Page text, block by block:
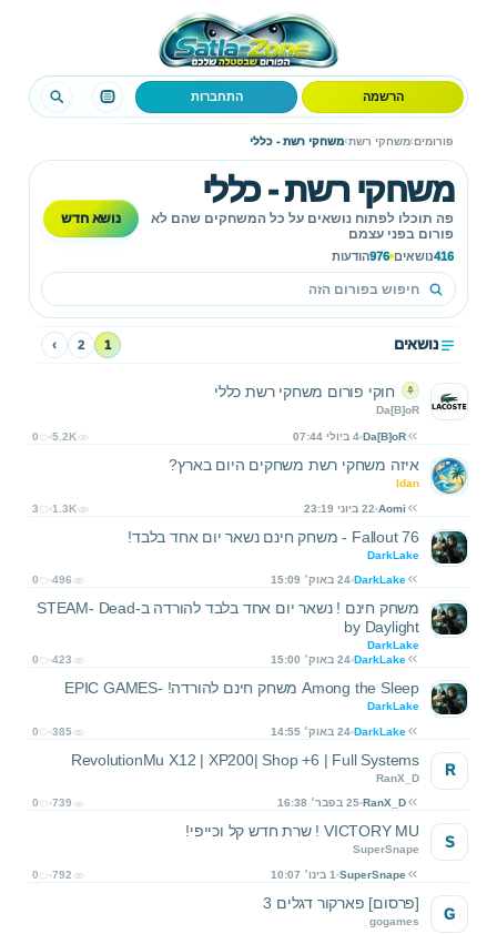
הרשמה התחברות
פורומים›משחקי רשת›משחקי רשת - כללי
משחקי רשת - כללי
פה תוכלו לפתוח נושאים על כל המשחקים שהם לא
פורום בפני עצמם
416נושאים 976הודעות
נושא חדש
נושאים 1
2
›
חוקי פורום משחקי רשת כללי
Da[B]oR
Da[B]oR 4 ביולי 07:44 0 5.2K
איזה משחקי רשת משחקים היום בארץ?
Idan
Aomi 22 ביוני 23:19 3 1.3K
Fallout 76 - משחק חינם נשאר יום אחד בלבד!
DarkLake
DarkLake 24 באוק׳ 15:09 0 496
משחק חינם ! נשאר יום אחד בלבד להורדה ב-STEAM- Dead
by Daylight
DarkLake
DarkLake 24 באוק׳ 15:00 0 423
Among the Sleep משחק חינם להורדה! -EPIC GAMES
DarkLake
DarkLake 24 באוק׳ 14:55 0 385
RevolutionMu X12 | XP200| Shop +6 | Full Systems
RanX_D
RanX_D 25 בפבר׳ 16:38 0 739
R
VICTORY MU ! שרת חדש קל וכייפי!
SuperSnape
SuperSnape 1 בינו׳ 10:07 0 792
S
[פרסום] פארקור דגלים 3
gogames G